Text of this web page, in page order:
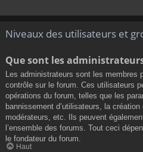
Niveaux des utilisateurs et
Que sont les
Les administrateurs sont les membres
contrôle sur le forum. Ces utilisateurs
opérations du forum, telles que les
bannissement d’utilisateurs, la
modérateurs, etc. Ils peuvent
l’ensemble des forums. Tout ceci
le fondateur du forum.
Haut